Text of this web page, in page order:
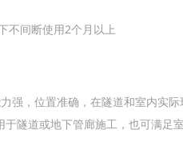
不间断使用2个月以上
强，位置准确，在隧道和室内实
隧道或地下管廊施工，也可满足